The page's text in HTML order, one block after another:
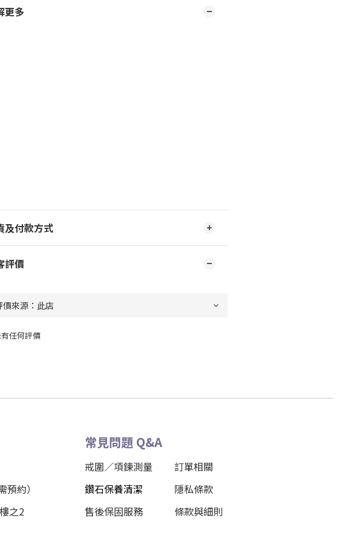
更多
及付款方式
評價
任何評價
約）
之2
常見問題 Q&A
戒圍／項鍊測量
訂單相關
鑽石保養清潔
隱私條款
售後保固服務
條款與細則